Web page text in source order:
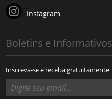
Instagram
Boletins e Informativos
Inscreva-se e receba gratuitamente